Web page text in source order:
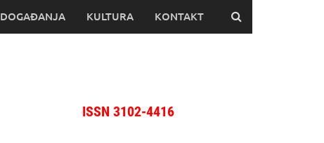
DOGAĐANJA KULTURA KONTAKT
ISSN 3102-4416